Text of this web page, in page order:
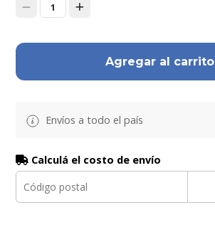
1
Agregar al carrito
Envíos a todo el país
Calculá el costo de envío